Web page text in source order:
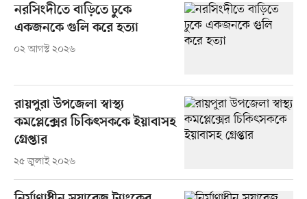
নরসিংদীতে বাড়িতে ঢুকে
একজনকে গুলি করে হত্যা
০২ আগস্ট ২০২৬
রায়পুরা উপজেলা স্বাস্থ্য
কমপ্লেক্সের চিকিৎসককে ইয়াবাসহ
গ্রেপ্তার
২৫ জুলাই ২০২৬